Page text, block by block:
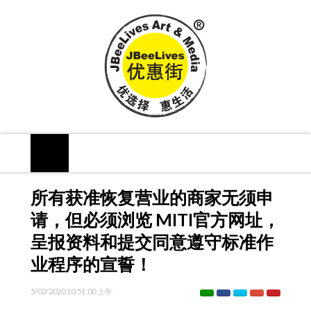
所有获准恢复营业的商家无须申
请，但必须浏览 MITI官方网址，
呈报资料和提交同意遵守标准作
业程序的宣誓！
5/02/2020 10:51:00 上午